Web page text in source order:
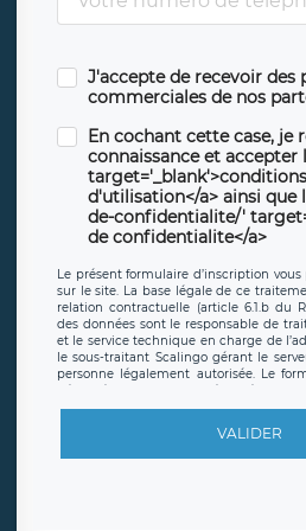
J'accepte de recevoir des
commerciales de nos
En cochant cette case, je
connaissance et accepter
d'utilisation</a> ainsi que
de-confidentialite/'
de confidentialite</a>
Le présent formulaire d’inscription
sur le site. La base légale de ce
relation contractuelle (article 6.1.b du
des données sont le responsable de
et le service technique en charge de
le sous-traitant Scalingo gérant le
personne légalement autorisée. Le
offrant desclauses de protection
en sollicite la suppression, étant
demander la suppression de vos
VALIDER